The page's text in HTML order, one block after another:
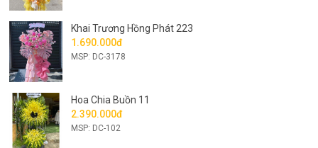
Khai Trương Hồng Phát 223
1.690.000đ
MSP: DC-3178
Hoa Chia Buồn 11
2.390.000đ
MSP: DC-102